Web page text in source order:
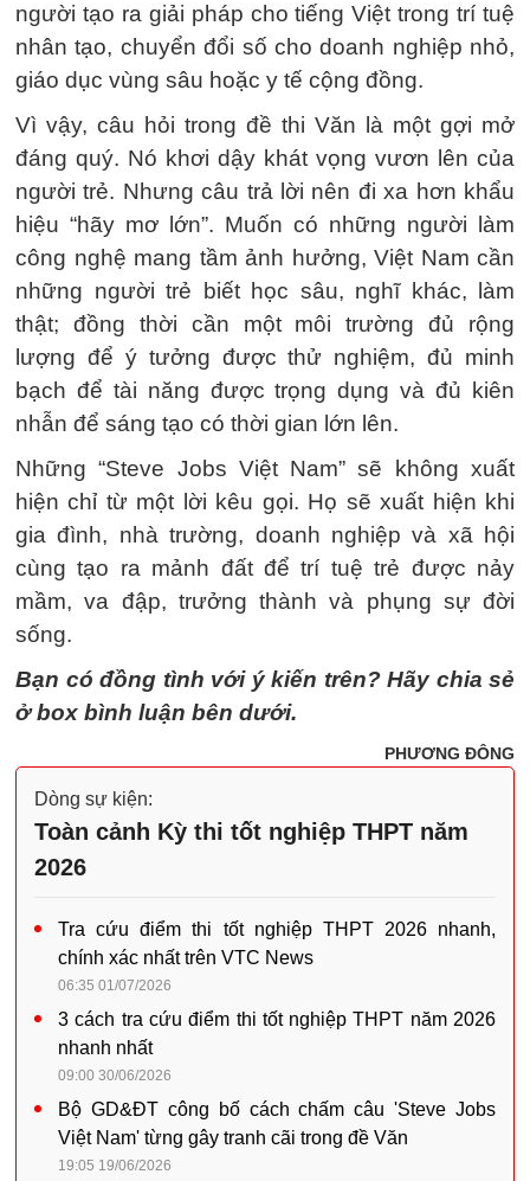
người tạo ra giải pháp cho tiếng Việt trong trí tuệ
nhân tạo, chuyển đổi số cho doanh nghiệp nhỏ,
giáo dục vùng sâu hoặc y tế cộng đồng.
Vì vậy, câu hỏi trong đề thi Văn là một gợi mở
đáng quý. Nó khơi dậy khát vọng vươn lên của
người trẻ. Nhưng câu trả lời nên đi xa hơn khẩu
hiệu “hãy mơ lớn”. Muốn có những người làm
công nghệ mang tầm ảnh hưởng, Việt Nam cần
những người trẻ biết học sâu, nghĩ khác, làm
thật; đồng thời cần một môi trường đủ rộng
lượng để ý tưởng được thử nghiệm, đủ minh
bạch để tài năng được trọng dụng và đủ kiên
nhẫn để sáng tạo có thời gian lớn lên.
Những “Steve Jobs Việt Nam” sẽ không xuất
hiện chỉ từ một lời kêu gọi. Họ sẽ xuất hiện khi
gia đình, nhà trường, doanh nghiệp và xã hội
cùng tạo ra mảnh đất để trí tuệ trẻ được nảy
mầm, va đập, trưởng thành và phụng sự đời
sống.
Bạn có đồng tình với ý kiến trên? Hãy chia sẻ
ở box bình luận bên dưới.
PHƯƠNG ĐÔNG
Dòng sự kiện:
Toàn cảnh Kỳ thi tốt nghiệp THPT năm
2026
Tra cứu điểm thi tốt nghiệp THPT 2026 nhanh,
chính xác nhất trên VTC News
06:35 01/07/2026
3 cách tra cứu điểm thi tốt nghiệp THPT năm 2026
nhanh nhất
09:00 30/06/2026
Bộ GD&ĐT công bố cách chấm câu 'Steve Jobs
Việt Nam' từng gây tranh cãi trong đề Văn
19:05 19/06/2026